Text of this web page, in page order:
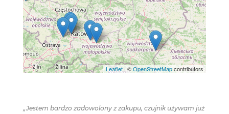
Leaflet | ©OpenStreetMapcontributors
„Jestem bardzo zadowolony z zakupu, czujnik używam już